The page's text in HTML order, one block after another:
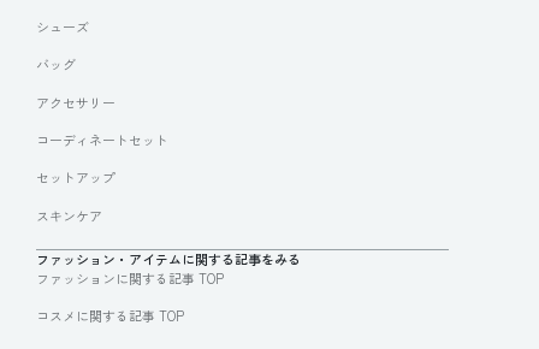
シューズ
バッグ
アクセサリー
コーディネートセット
セットアップ
スキンケア
ファッション・アイテムに関する記事をみる
ファッションに関する記事 TOP
コスメに関する記事 TOP